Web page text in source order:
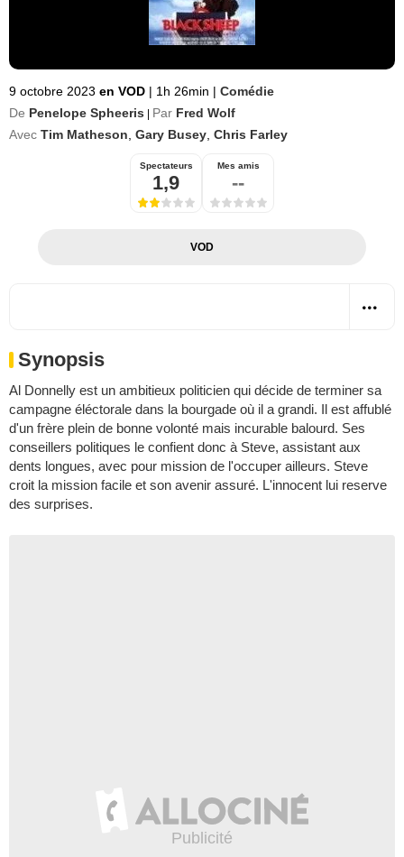
9 octobre 2023 en VOD | 1h 26min | Comédie
De Penelope Spheeris Par Fred Wolf
Avec Tim Matheson Gary Busey Chris Farley
Spectateurs
1,9
Mes amis
--
VOD
Synopsis
Al Donnelly est un ambitieux politicien qui décide de terminer sa
campagne éléctorale dans la bourgade où il a grandi. Il est affublé
d'un frère plein de bonne volonté mais incurable balourd. Ses
conseillers politiques le confient donc à Steve, assistant aux
dents longues, avec pour mission de l'occuper ailleurs. Steve
croit la mission facile et son avenir assuré. L'innocent lui reserve
des surprises.